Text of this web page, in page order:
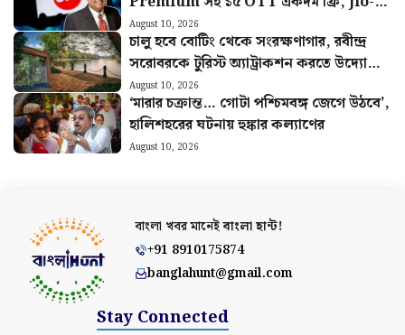
নতুন Pass-এ একগুচ্ছ সুবিধা
August 10, 2026
চালু হবে বোটিং থেকে সংরক্ষণাগার, রবীন্দ্র
সরোবরকে টুরিস্ট অ্যাট্রাকশন করতে উদ্যোগী
KMDA
August 10, 2026
‘মারার চক্রান্ত… গোটা পশ্চিমবঙ্গ জেগে উঠবে’,
হালিশহরের ঘটনায় হুঙ্কার কল্যাণের
August 10, 2026
বাংলা খবর মানেইবাংলা হান্ট!
+91 8910175874
banglahunt@gmail.com
Stay Connected